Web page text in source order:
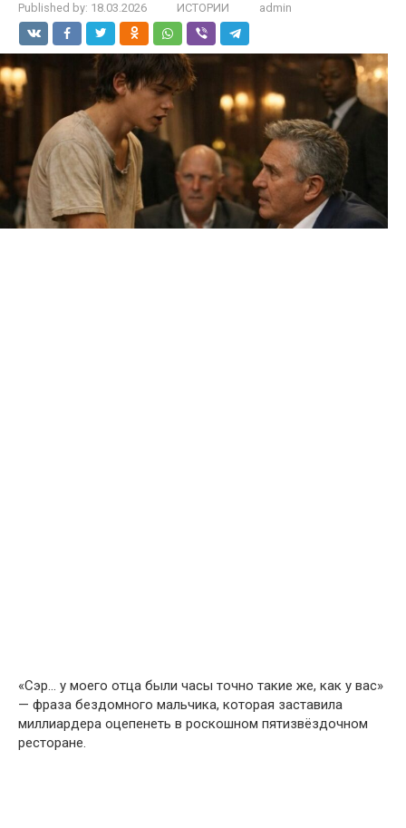
Published by: 18.03.2026 ИСТОРИИ admin
«Сэр… у моего отца были часы точно такие же, как у вас»
— фраза бездомного мальчика, которая заставила
миллиардера оцепенеть в роскошном пятизвёздочном
ресторане.